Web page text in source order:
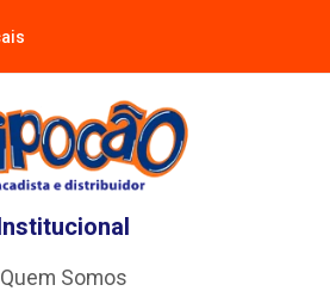
Quem Somos